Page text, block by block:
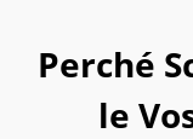
Perché
le